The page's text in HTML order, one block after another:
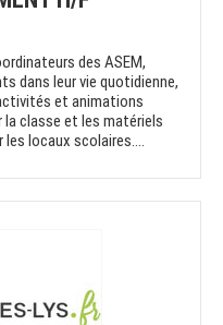
des ASEM,
dans leur vie quotidienne,
et animations
classe et les matériels
locaux scolaires....